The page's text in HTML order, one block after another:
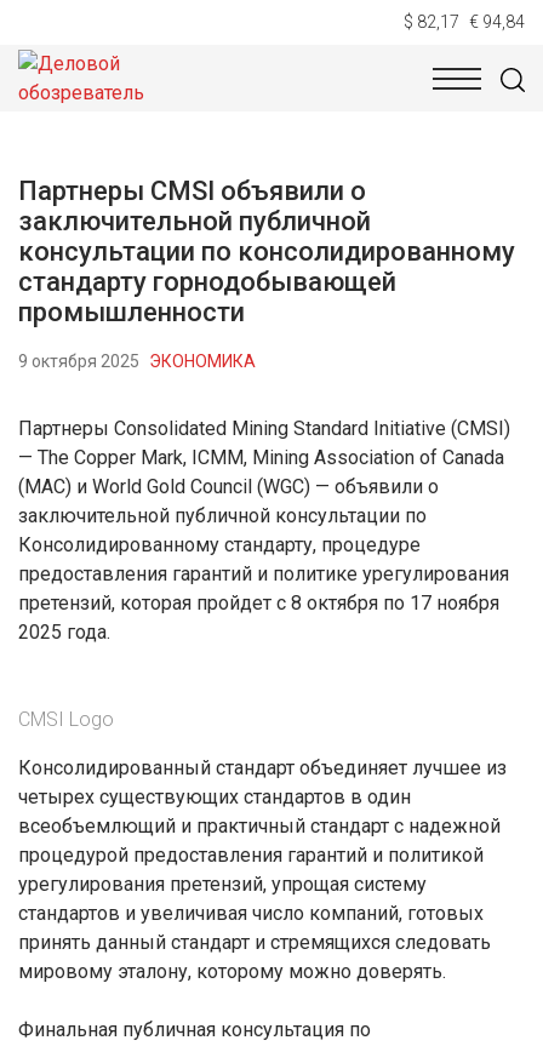
$ 82,17 € 94,84
НОВОСТИ
Партнеры CMSI объявили о
заключительной публичной
консультации по консолидированному
стандарту горнодобывающей
промышленности
9 октября 2025 ЭКОНОМИКА
Партнеры Consolidated Mining Standard Initiative (CMSI)
— The Copper Mark, ICMM, Mining Association of Canada
(MAC) и World Gold Council (WGC) — объявили о
заключительной публичной консультации по
Консолидированному стандарту, процедуре
предоставления гарантий и политике урегулирования
претензий, которая пройдет с 8 октября по 17 ноября
2025 года.
CMSI Logo
Консолидированный стандарт объединяет лучшее из
четырех существующих стандартов в один
всеобъемлющий и практичный стандарт с надежной
процедурой предоставления гарантий и политикой
урегулирования претензий, упрощая систему
стандартов и увеличивая число компаний, готовых
принять данный стандарт и стремящихся следовать
мировому эталону, которому можно доверять.
Финальная публичная консультация по